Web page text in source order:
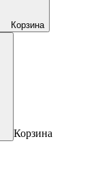
Корзина
Корзина